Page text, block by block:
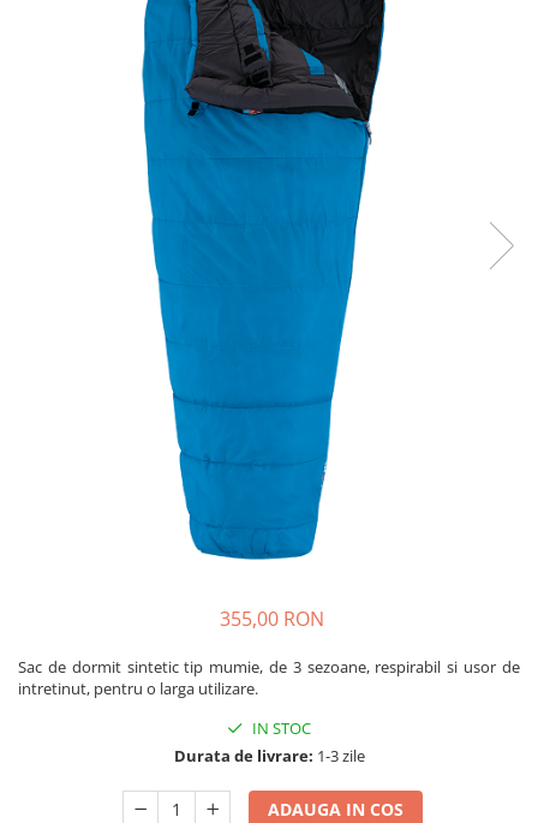
Corzi si Cordeline
Suruburi de gheata
Lopeti de zapada / avalansa
RACHETE DE ZAPADA
Rucsaci pana la 30 litri
Rucsaci impermeabili
Borsete si Portofele
Corturi 2 persoane
355,00 RON
Sac de dormit sintetic tip mumie, de 3 sezoane, respirabil si usor de
intretinut, pentru o larga utilizare.
IN STOC
Durata de livrare: 1-3 zile
ADAUGA IN COS